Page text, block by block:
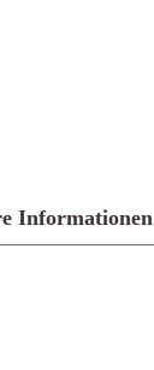
Informationen